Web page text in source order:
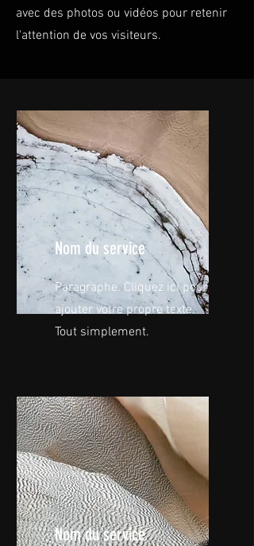
avec des photos ou vidéos pour retenir
l'attention de vos visiteurs.
Nom du service
Paragraphe. Cliquez ici pour
ajouter votre propre texte.
Tout simplement.
Nom du service